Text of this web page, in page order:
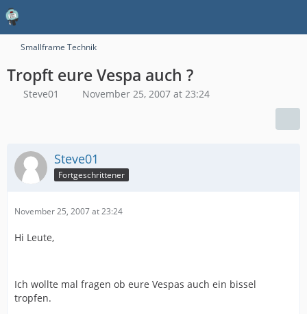
Smallframe Technik
Tropft eure Vespa auch ?
Steve01 November 25, 2007 at 23:24
Steve01
Fortgeschrittener
November 25, 2007 at 23:24
Hi Leute,
Ich wollte mal fragen ob eure Vespas auch ein bissel
tropfen.